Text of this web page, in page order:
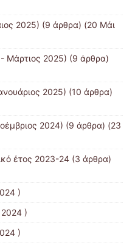
2025) (9 άρθρα) (20 Μάι
Μάρτιος 2025) (9 άρθρα)
2025) (10 άρθρα)
2024) (9 άρθρα) (23
έτος 2023-24 (3 άρθρα)
)
)
)